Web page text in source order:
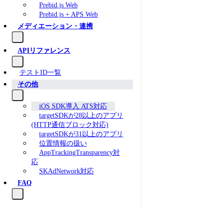
Prebid.js Web
Prebid.js + APS Web
メディエーション・連携
APIリファレンス
テストID一覧
その他
iOS SDK導入 ATS対応
targetSDKが28以上のアプリ
(HTTP通信ブロック対応)
targetSDKが31以上のアプリ
位置情報の扱い
AppTrackingTransparency対
応
SKAdNetwork対応
FAQ